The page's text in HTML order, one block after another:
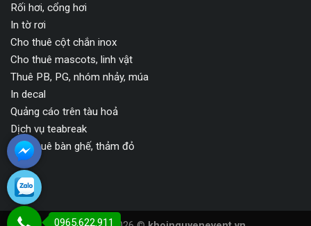
Rối hơi, cổng hơi
In tờ rơi
Cho thuê cột chắn inox
Cho thuê mascots, linh vật
Thuê PB, PG, nhóm nhảy, múa
In decal
Quảng cáo trên tàu hoả
Dịch vụ teabreak
Cho thuê bàn ghế, thảm đỏ
0965.622.911